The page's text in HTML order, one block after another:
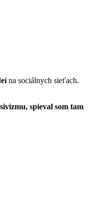
na sociálnych sieťach.
spieval som tam